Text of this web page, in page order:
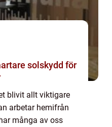
blivit allt viktigare
arbetar hemifrån
många av oss